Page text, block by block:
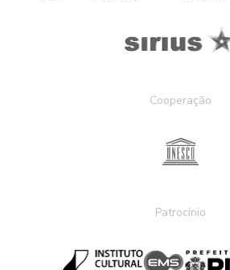
Cooperação
Patrocínio